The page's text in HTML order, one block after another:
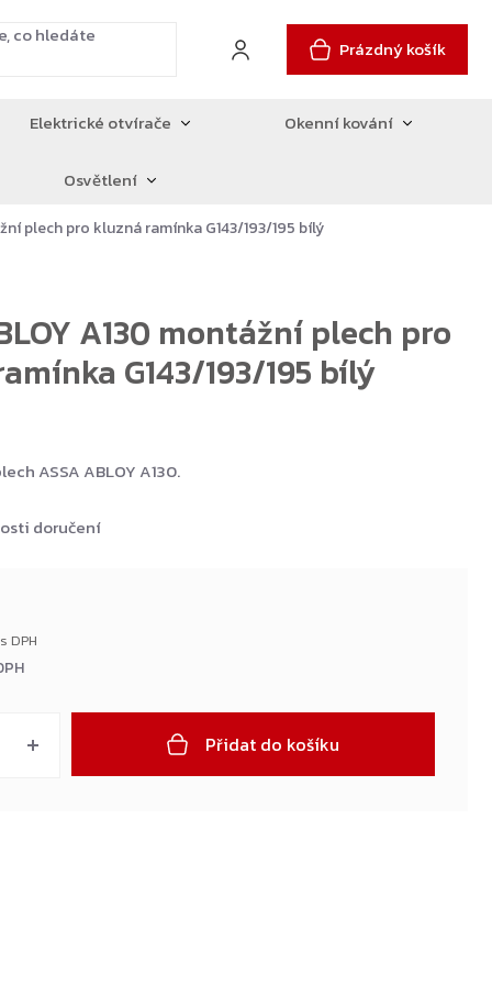
Prázdný košík
Elektrické otvírače Okenní kování
Osvětlení
plech pro kluzná ramínka G143/193/195 bílý
A130 montážní plech pro
G143/193/195 bílý
doručení
Přidat do košíku
ASSA ABLOY A130.